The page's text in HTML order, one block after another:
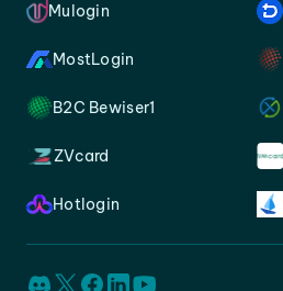
Mulogin
MostLogin
B2C Bewiser1
ZVcard
Hotlogin